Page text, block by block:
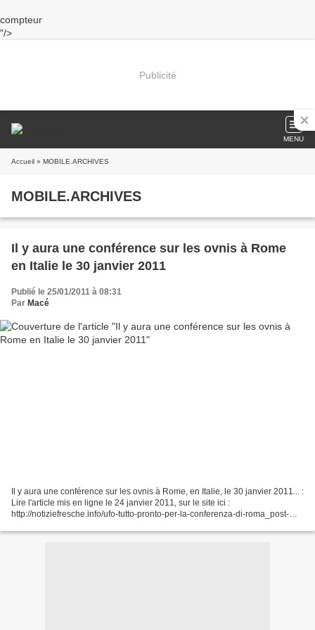
compteur
"/>
Publicité
MENU
Accueil » MOBILE.ARCHIVES
MOBILE.ARCHIVES
Il y aura une conférence sur les ovnis à Rome
en Italie le 30 janvier 2011
Publié le 25/01/2011 à 08:31
Par Macé
Il y aura une conférence sur les ovnis à Rome, en Italie, le 30 janvier 2011... :
Lire l'article mis en ligne le 24 janvier 2011, sur le site ici :
http://notiziefresche.info/ufo-tutto-pronto-per-la-conferenza-di-roma_post-